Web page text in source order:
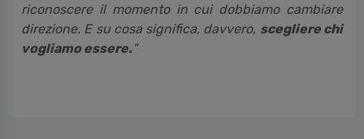
riconoscere il momento in cui dobbiamo cambiare
direzione. E su cosa significa, davvero, scegliere chi
vogliamo essere. "